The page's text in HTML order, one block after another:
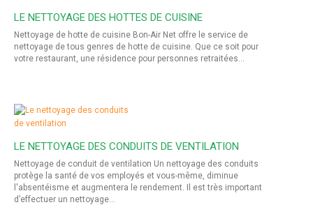
LE NETTOYAGE DES HOTTES DE CUISINE
Nettoyage de hotte de cuisine Bon-Air Net offre le service de
nettoyage de tous genres de hotte de cuisine. Que ce soit pour
votre restaurant, une résidence pour personnes retraitées…
LE NETTOYAGE DES CONDUITS DE VENTILATION
Nettoyage de conduit de ventilation Un nettoyage des conduits
protège la santé de vos employés et vous-même, diminue
l'absentéisme et augmentera le rendement. Il est très important
d’effectuer un nettoyage…